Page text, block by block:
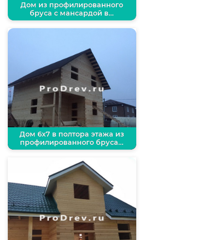
Дом из профилированного
бруса с мансардой в…
Дом 6х7 в полтора этажа из
профилированного бруса…